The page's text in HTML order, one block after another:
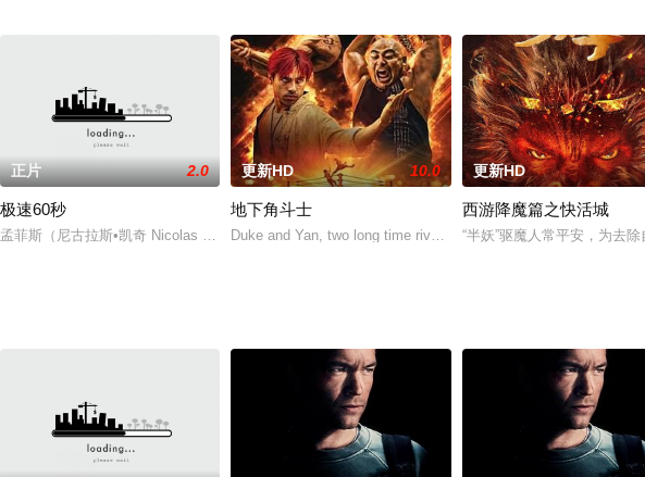
饰）来说是毫无意义的重复，每天要忍受痴肥上司唠叨、好友与女友上床，还要不停用药
正片 2.0
极速60秒
孟菲斯（尼古拉斯•凯奇 Nicolas Cage 饰）是这个世界上最高明的窃车贼，人们形容他为“gone in 60
更新HD 10.0
地下角斗士
Duke and Yan, two long time rivals, are competing in the world
更新HD
西游降魔篇之快活城
“半妖”驱魔人常平安，为去